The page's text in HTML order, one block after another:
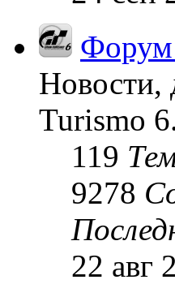
Форум
Новости,
Turismo
119
9278
22 авг